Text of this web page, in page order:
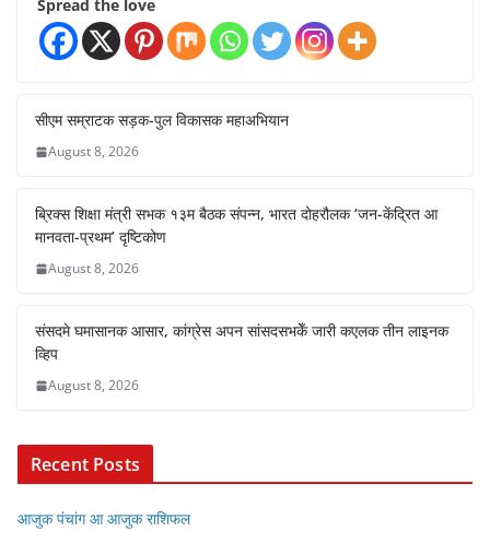
Spread the love
सीएम सम्राटक सड़क-पुल विकासक महाअभियान
August 8, 2026
ब्रिक्स शिक्षा मंत्री सभक १३म बैठक संपन्न, भारत दोहरौलक ‘जन-केंद्रित आ
मानवता-प्रथम’ दृष्टिकोण
August 8, 2026
संसदमे घमासानक आसार, कांग्रेस अपन सांसदसभकेँ जारी कएलक तीन लाइनक
व्हिप
August 8, 2026
Recent Posts
आजुक पंचांग आ आजुक राशिफल